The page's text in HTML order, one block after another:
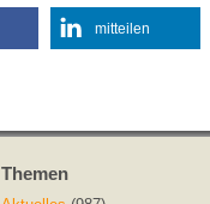
mitteilen
Themen